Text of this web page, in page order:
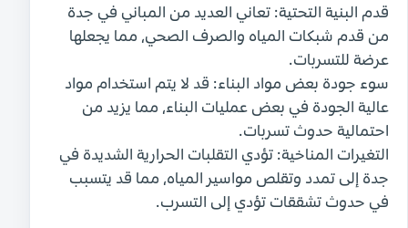
قدم البنية التحتية: تعاني العديد من المباني في جدة
من قدم شبكات المياه والصرف الصحي، مما يجعلها
عرضة للتسربات.
سوء جودة بعض مواد البناء: قد لا يتم استخدام مواد
عالية الجودة في بعض عمليات البناء، مما يزيد من
احتمالية حدوث تسربات.
التغيرات المناخية: تؤدي التقلبات الحرارية الشديدة في
جدة إلى تمدد وتقلص مواسير المياه، مما قد يتسبب
في حدوث تشققات تؤدي إلى التسرب.